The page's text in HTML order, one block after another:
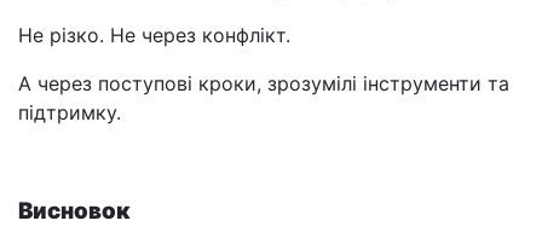
Не різко. Не через конфлікт.
А через поступові кроки, зрозумілі інструменти та
підтримку.
Висновок